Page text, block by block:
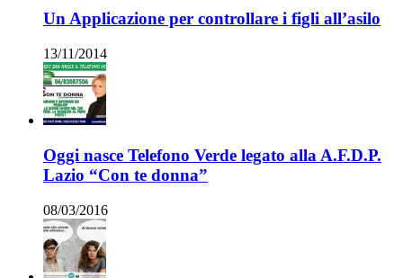
Un Applicazione per controllare i figli all’asilo
13/11/2014
Oggi nasce Telefono Verde legato alla A.F.D.P.
Lazio “Con te donna”
08/03/2016